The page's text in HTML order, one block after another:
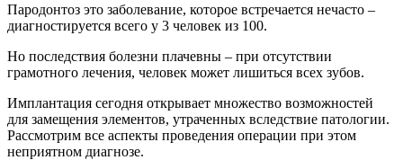
Пародонтоз это заболевание, которое встречается нечасто –
диагностируется всего у 3 человек из 100.
Но последствия болезни плачевны – при отсутствии
грамотного лечения, человек может лишиться всех зубов.
Имплантация сегодня открывает множество возможностей
для замещения элементов, утраченных вследствие патологии.
Рассмотрим все аспекты проведения операции при этом
неприятном диагнозе.